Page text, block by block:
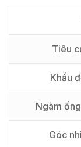
Tiêu
Khẩu
Ngàm
Góc